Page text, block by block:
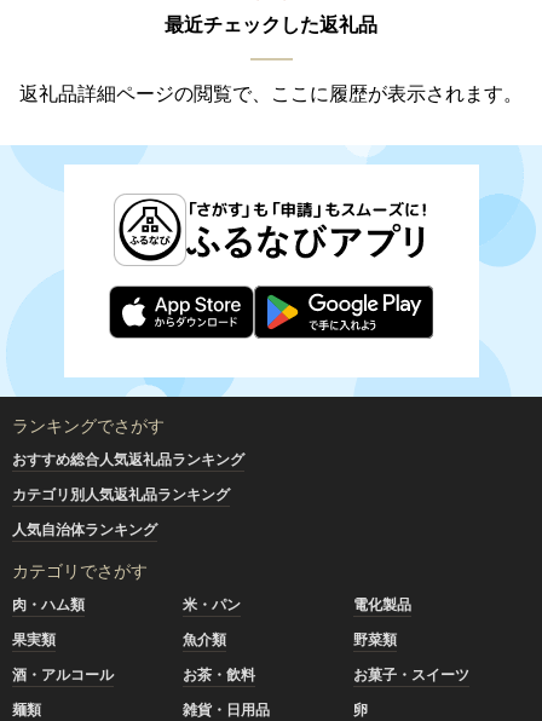
最近チェックした返礼品
返礼品詳細ページの閲覧で、ここに履歴が表示されます。
ランキングでさがす
おすすめ総合人気返礼品ランキング
カテゴリ別人気返礼品ランキング
人気自治体ランキング
カテゴリでさがす
肉・ハム類 米・パン
電化製品
果実類
魚介類
野菜類
酒・アルコール
お茶・飲料
お菓子・スイーツ
麺類
雑貨・日用品
卵